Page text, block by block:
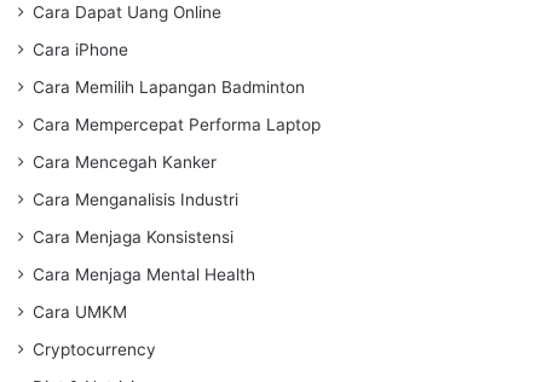
Cara Dapat Uang Online
Cara iPhone
Cara Memilih Lapangan Badminton
Cara Mempercepat Performa Laptop
Cara Mencegah Kanker
Cara Menganalisis Industri
Cara Menjaga Konsistensi
Cara Menjaga Mental Health
Cara UMKM
Cryptocurrency